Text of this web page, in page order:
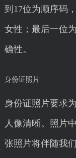
到17位为顺序码
女性；最后一位
确性。
身份证照片
身份证照片要求
人像清晰。照片
张照片将伴随我